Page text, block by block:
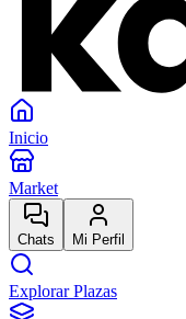
Inicio
Market
Chats Mi Perfil
Explorar Plazas